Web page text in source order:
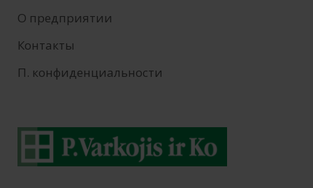
О предприятии
Контакты
П. конфиденциальности